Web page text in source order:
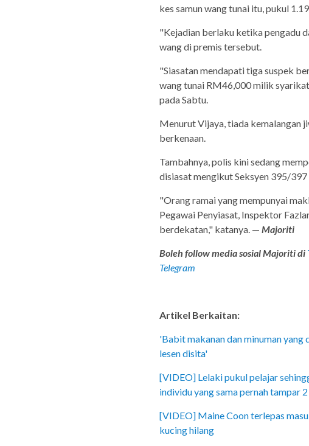
kes samun wang tunai itu, pukul
"Kejadian berlaku ketika pengadu
wang di premis tersebut.
"Siasatan mendapati tiga suspek
wang tunai RM46,000 milik
pada Sabtu.
Menurut Vijaya, tiada kemalangan
berkenaan.
Tambahnya, polis kini sedang
disiasat mengikut Seksyen 395/397
"Orang ramai yang mempunyai
Pegawai Penyiasat, Inspektor
berdekatan," katanya. — Majoriti
Boleh follow media sosial Majoriti di
Telegram
Artikel Berkaitan:
'Babit makanan dan minuman yang
lesen disita'
[VIDEO] Lelaki pukul pelajar
individu yang sama pernah tampar
[VIDEO] Maine Coon terlepas
kucing hilang